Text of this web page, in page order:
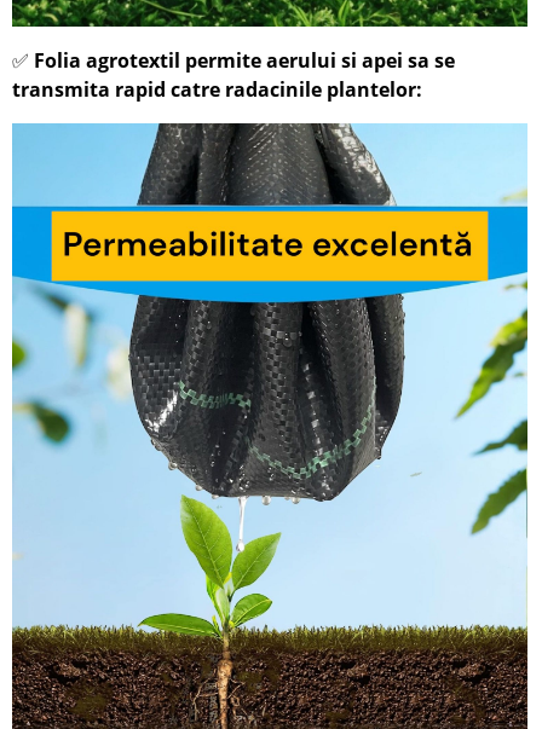
✅ Folia agrotextil permite aerului si apei sa se
transmita rapid catre radacinile plantelor: